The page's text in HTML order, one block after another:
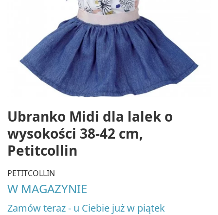
Ubranko Midi dla lalek o
wysokości 38-42 cm,
Petitcollin
PETITCOLLIN
W MAGAZYNIE
Zamów teraz - u Ciebie już w piątek